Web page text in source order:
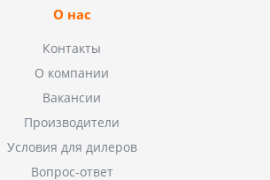
О нас
Контакты
О компании
Вакансии
Производители
Условия для дилеров
Вопрос-ответ